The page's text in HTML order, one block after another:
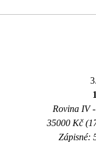
Rovina IV
35000 Kč
Zápisné: